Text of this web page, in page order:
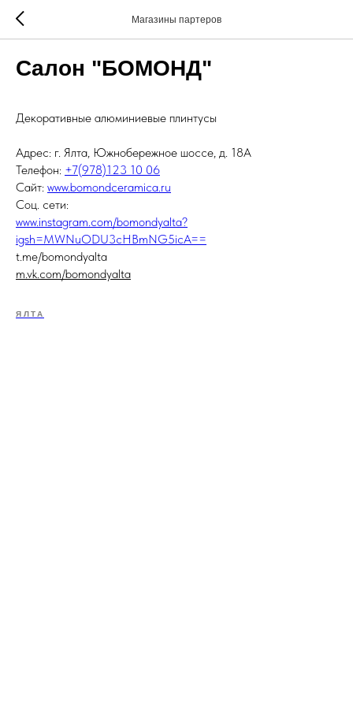
Магазины партеров
Салон "БОМОНД"
Декоративные алюминиевые плинтусы
Адрес: г. Ялта, Южнобережное шоссе, д. 18А
Телефон: +7(978)123 10 06
Сайт: www.bomondceramica.ru
Соц. сети:
www.instagram.com/bomondyalta?
igsh=MWNuODU3cHBmNG5icA==
t.me/bomondyalta
m.vk.com/bomondyalta
ЯЛТА